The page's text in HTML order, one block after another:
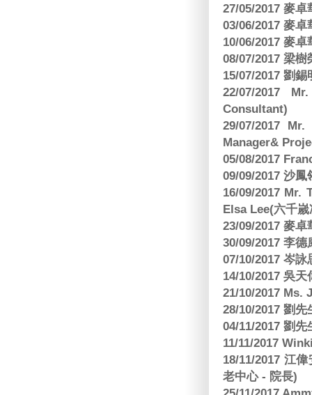
27/05/2017 麥
03/06/2017 麥
10/06/2017 麥
08/07/2017 梁
15/07/2017 劉
22/07/2017
Consultant)
29/07/2017
Manager&
05/08/2017
09/09/2017 沙
16/09/2017 Mr.
Elsa Lee(六千
23/09/2017 麥
30/09/2017 李
07/10/2017 岑
14/10/2017 吳
21/10/2017 Ms.
28/10/2017 劉
04/11/2017 劉
11/11/2017
18/11/2017 江
老中心 - 院長)